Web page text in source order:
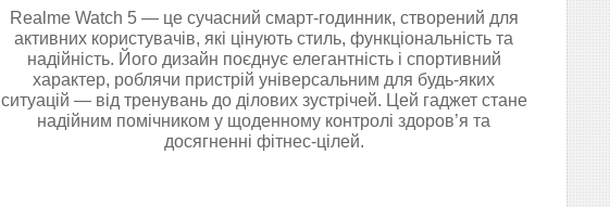
Realme Watch 5 — це сучасний смарт-годинник, створений для
активних користувачів, які цінують стиль, функціональність та
надійність. Його дизайн поєднує елегантність і спортивний
характер, роблячи пристрій універсальним для будь-яких
ситуацій — від тренувань до ділових зустрічей. Цей гаджет стане
надійним помічником у щоденному контролі здоров’я та
досягненні фітнес-цілей.